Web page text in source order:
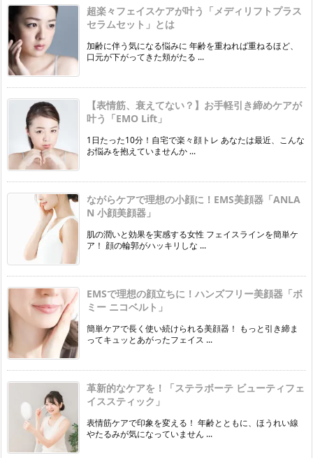
超楽々フェイスケアが叶う「メディリフトプラス
セラムセット」とは
加齢に伴う気になる悩みに 年齢を重ねれば重ねるほど、
口元が下がってきた頬がたる ...
【表情筋、衰えてない？】お手軽引き締めケアが
叶う「EMO Lift」
1日たった10分！自宅で楽々顔トレ あなたは最近、こんな
お悩みを抱えていませんか ...
ながらケアで理想の小顔に！EMS美顔器「ANLA
N 小顔美顔器」
肌の潤いと効果を実感する女性 フェイスラインを簡単ケ
ア！ 顔の輪郭がハッキリしな ...
EMSで理想の顔立ちに！ハンズフリー美顔器「ボ
ミー ニコベルト」
簡単ケアで長く使い続けられる美顔器！ もっと引き締ま
ってキュッとあがったフェイス ...
革新的なケアを！「ステラボーテ ビューティフェ
イススティック」
表情筋ケアで印象を変える！ 年齢とともに、ほうれい線
やたるみが気になっていません ...